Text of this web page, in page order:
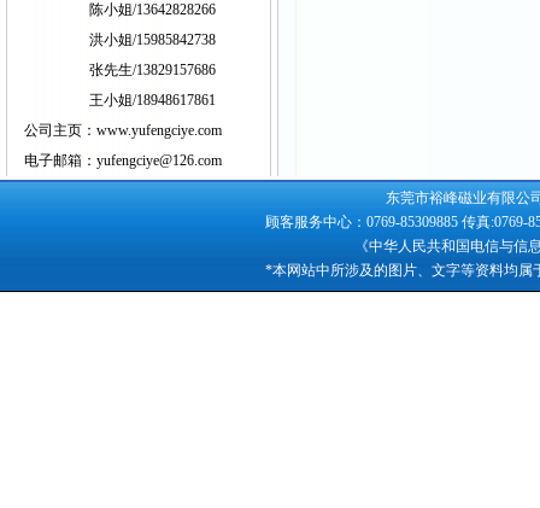
陈小姐/13642828266
洪小姐/15985842738
张先生/13829157686
王小姐/18948617861
公司主页：www.yufengciye.com
电子邮箱：yufengciye@126.com
东莞市裕峰磁业有限公
顾客服务中心：0769-85309885 传真:0769-
《中华人民共和国电信与信
*本网站中所涉及的图片、文字等资料均